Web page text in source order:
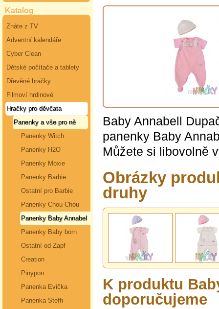
Katalog
Znáte z TV
Adventní kalendáře
Cyber Clean
Dětské počítače a tablety
Dřevěné hračky
Filmoví hrdinové
Hračky pro děvčata
Panenky a vše pro ně
Panenky Witch
Panenky H2O
Panenky Moxie
Panenky Barbie
Ostatní pro Barbie
Panenky Chou Chou
Panenky Baby Annabel
Panenky Baby born
Ostatní od Zapf
Creation
Pinypon
Panenka Evička
Panenka Steffi
Baby Annabell
panenky Baby
Můžete si libovolně
Obrázky
druhy
K produktu
doporučujeme